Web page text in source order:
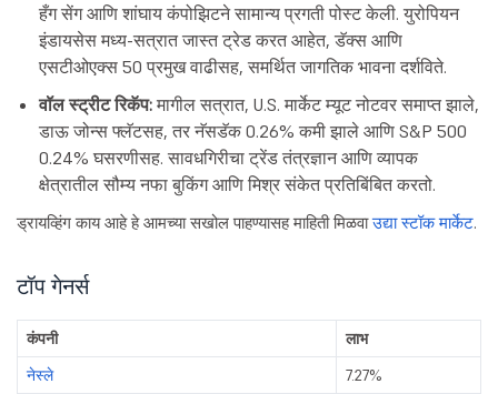
हँग सेंग आणि शांघाय कंपोझिटने सामान्य प्रगती पोस्ट केली. युरोपियन
इंडायसेस मध्य-सत्रात जास्त ट्रेड करत आहेत, डॅक्स आणि
एसटीओएक्स 50 प्रमुख वाढीसह, समर्थित जागतिक भावना दर्शविते.
वॉल स्ट्रीट रिकॅप: मागील सत्रात, U.S. मार्केट म्यूट नोटवर समाप्त झाले,
डाऊ जोन्स फ्लॅटसह, तर नॅसडॅक 0.26% कमी झाले आणि S&P 500
0.24% घसरणीसह. सावधगिरीचा ट्रेंड तंत्रज्ञान आणि व्यापक
क्षेत्रातील सौम्य नफा बुकिंग आणि मिश्र संकेत प्रतिबिंबित करतो.
ड्रायव्हिंग काय आहे हे आमच्या सखोल पाहण्यासह माहिती मिळवाउद्या स्टॉक मार्केट.
टॉप गेनर्स
कंपनी
लाभ
नेस्ले
7.27%